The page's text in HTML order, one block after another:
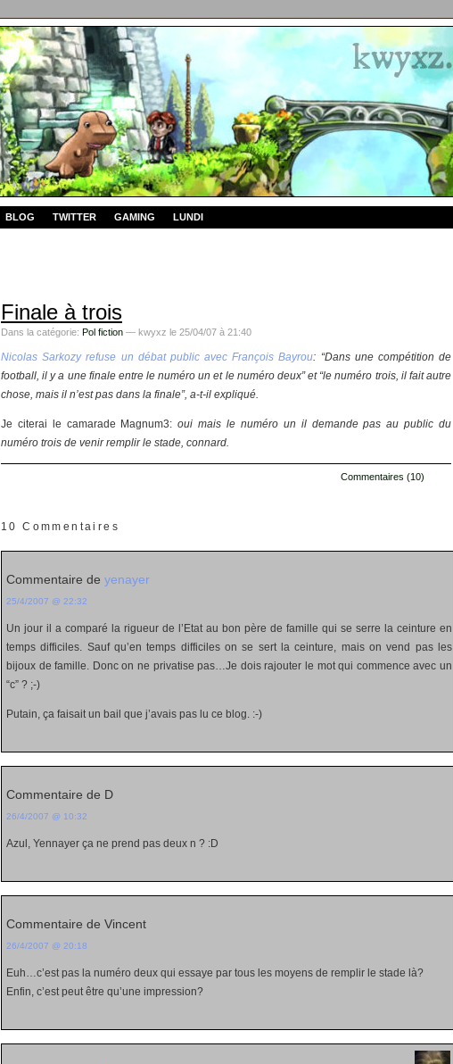
BLOG TWITTER GAMING LUNDI
Finale à trois
Dans la catégorie: Pol fiction — kwyxz le 25/04/07 à 21:40
Nicolas Sarkozy refuse un débat public avec François Bayrou: “Dans une compétition de
football, il y a une finale entre le numéro un et le numéro deux” et “le numéro trois, il fait autre
chose, mais il n’est pas dans la finale”, a-t-il expliqué.
Je citerai le camarade Magnum3:oui mais le numéro un il demande pas au public du
numéro trois de venir remplir le stade, connard.
Commentaires (10)
10 Commentaires
Commentaire de yenayer
25/4/2007 @ 22:32
Un jour il a comparé la rigueur de l’Etat au bon père de famille qui se serre la ceinture en
temps difficiles. Sauf qu’en temps difficiles on se sert la ceinture, mais on vend pas les
bijoux de famille. Donc on ne privatise pas…Je dois rajouter le mot qui commence avec un
“c” ? ;-)
Putain, ça faisait un bail que j’avais pas lu ce blog. :-)
Commentaire de D
26/4/2007 @ 10:32
Azul, Yennayer ça ne prend pas deux n ? :D
Commentaire de Vincent
26/4/2007 @ 20:18
Euh…c’est pas la numéro deux qui essaye par tous les moyens de remplir le stade là?
Enfin, c’est peut être qu’une impression?